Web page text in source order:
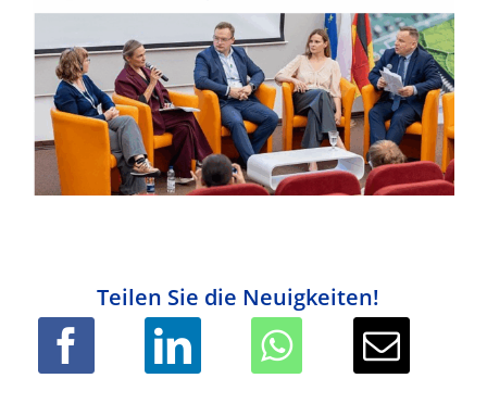
Teilen Sie die Neuigkeiten!